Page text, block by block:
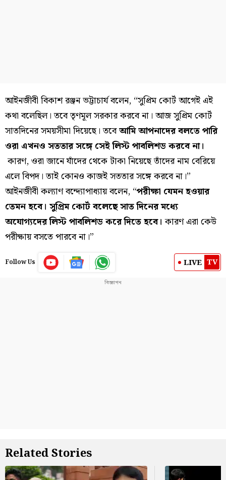
আইনজীবী বিকাশ রঞ্জন ভট্টাচার্য বলেন, “সুপ্রিম কোর্ট আগেই এই
কথা বলেছিল। তবে তৃণমূল সরকার করবে না। আজ সুপ্রিম কোর্ট
সাতদিনের সময়সীমা দিয়েছে। তবেআমি আপনাদের বলতে পারি
ওরা এখনও সততার সঙ্গে সেই লিস্ট পাবলিশড করবে না।
কারণ, ওরা জানে যাঁদের থেকে টাকা নিয়েছে তাঁদের নাম বেরিয়ে
এলে বিপদ। তাই কোনও কাজই সততার সঙ্গে করবে না।”
আইনজীবী কল্যাণ বন্দ্যোপাধ্যায় বলেন, “পরীক্ষা যেমন হওয়ার
তেমন হবে। সুপ্রিম কোর্ট বলেছে সাত দিনের মধ্যে
অযোগ্যদের লিস্ট পাবলিশড করে দিতে হবে। কারণ এরা কেউ
পরীক্ষায় বসতে পারবে না।”
Follow Us LIVE TV
Related Stories